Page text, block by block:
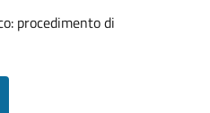
procedimento di